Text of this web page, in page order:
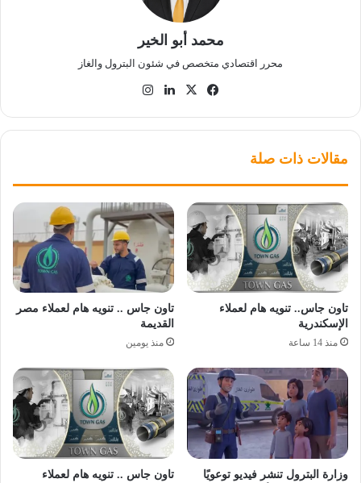
محمد أبو الخير
محرر اقتصادي متخصص في شئون البترول والغاز
فيسبوك
‫X لينكدإن
مقالات ذات صلة
تاون جاس.. تنويه هام لعملاء
الإسكندرية
منذ 14 ساعة
تاون جاس .. تنويه هام لعملاء مصر
القديمة
منذ يومين
وزارة البترول تنشر فيديو توعويًا
تاون جاس .. تنويه هام لعملاء